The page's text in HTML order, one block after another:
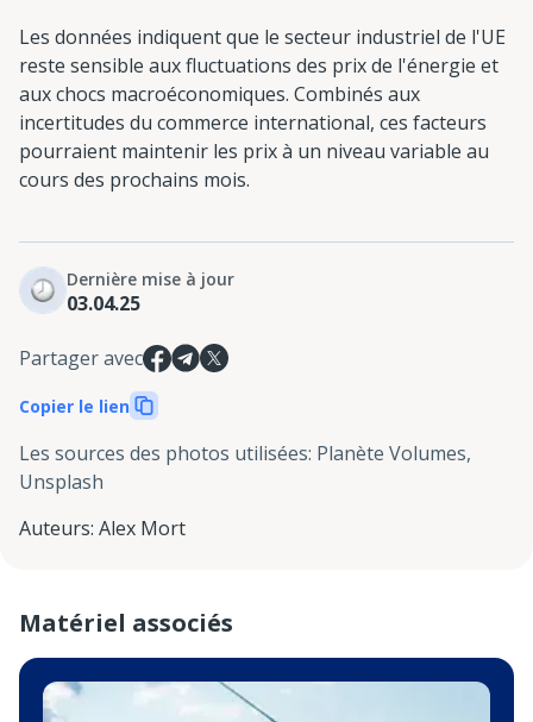
Les données indiquent que le secteur industriel de l'UE
reste sensible aux fluctuations des prix de l'énergie et
aux chocs macroéconomiques. Combinés aux
incertitudes du commerce international, ces facteurs
pourraient maintenir les prix à un niveau variable au
cours des prochains mois.
Dernière mise à jour
03.04.25
Partager avec
Copier le lien
Les sources des photos utilisées: Planète Volumes,
Unsplash
Auteurs: Alex Mort
Matériel associés